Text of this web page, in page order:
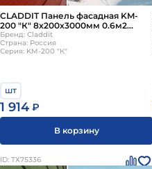
CLADDIT Панель фасадная KM-
200 "К" 8х200х3000мм 0.6м2
S5040-Y80R кирпично-красный
Бренд: Claddit
Страна: Россия
Серия: KM-200 "К"
шт
1 914 ₽
В корзину
ID: ТХ75336